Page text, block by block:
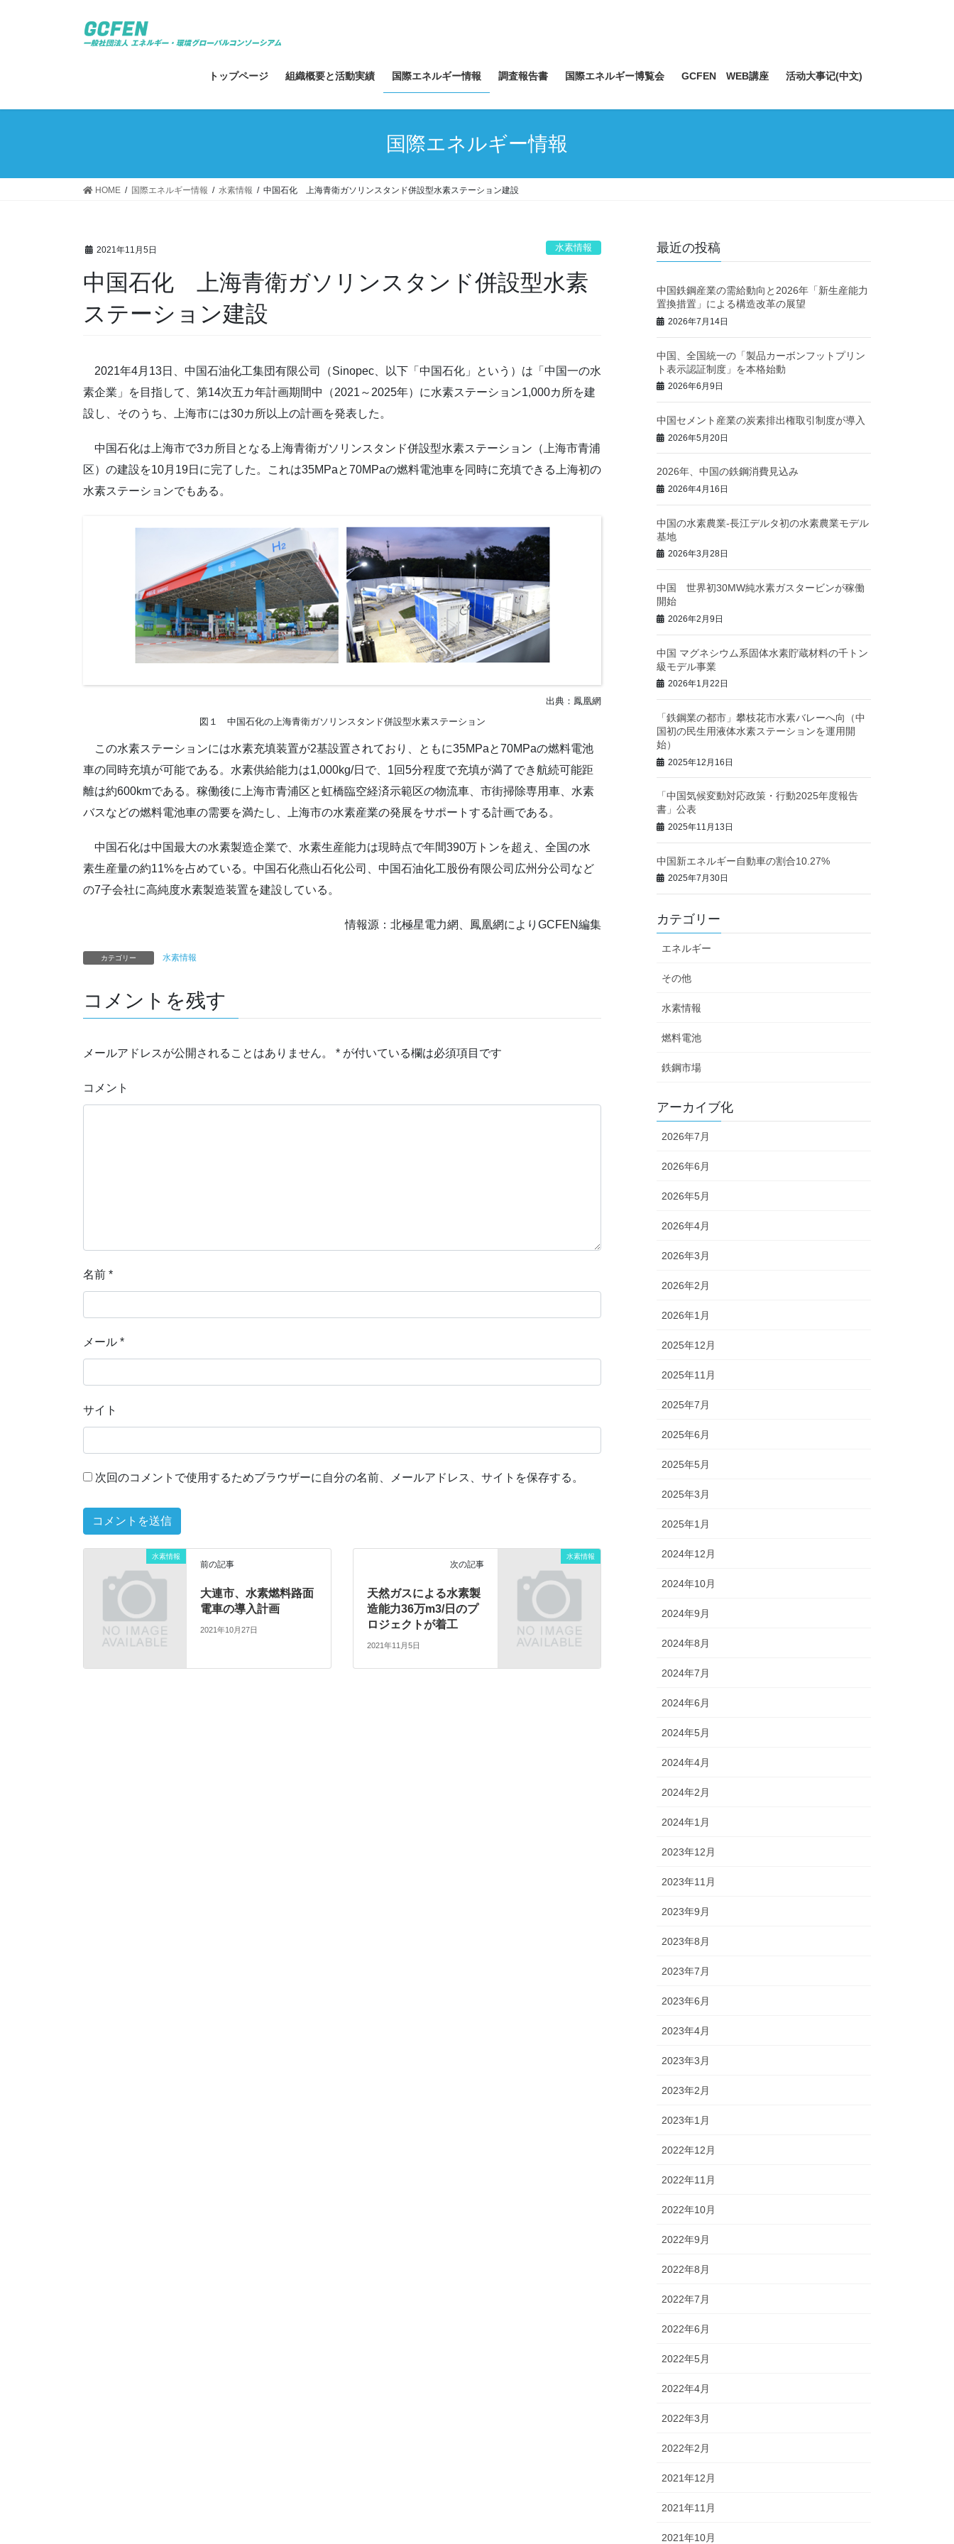
ス
ン
トップページ 組織概要と活動実績 国際エネルギー情報 調査報告書 国際エネルギー博覧会 GCFEN WEB講座 活动大事记(中文)
国際エネルギー情報
HOME 国際エネルギー情報 水素情報 中国石化 上海青衛ガソリンスタンド併設型水素ステーション建設
2021年11月5日 水素情報
中国石化 上海青衛ガソリンスタンド併設型水素
ステーション建設
2021年4月13日、中国石油化工集団有限公司（Sinopec、以下「中国石化」という）は「中国一の水
素企業」を目指して、第14次五カ年計画期間中（2021～2025年）に水素ステーション1,000カ所を建
設し、そのうち、上海市には30カ所以上の計画を発表した。
中国石化は上海市で3カ所目となる上海青衛ガソリンスタンド併設型水素ステーション（上海市青浦
区）の建設を10月19日に完了した。これは35MPaと70MPaの燃料電池車を同時に充填できる上海初の
水素ステーションでもある。
出典：鳳凰網
図１ 中国石化の上海青衛ガソリンスタンド併設型水素ステーション
この水素ステーションには水素充填装置が2基設置されており、ともに35MPaと70MPaの燃料電池
車の同時充填が可能である。水素供給能力は1,000kg/日で、1回5分程度で充填が満了でき航続可能距
離は約600kmである。稼働後に上海市青浦区と虹橋臨空経済示範区の物流車、市街掃除専用車、水素
バスなどの燃料電池車の需要を満たし、上海市の水素産業の発展をサポートする計画である。
中国石化は中国最大の水素製造企業で、水素生産能力は現時点で年間390万トンを超え、全国の水
素生産量の約11%を占めている。中国石化燕山石化公司、中国石油化工股份有限公司広州分公司など
の7子会社に高純度水素製造装置を建設している。
情報源：北極星電力網、鳳凰網によりGCFEN編集
カテゴリー 水素情報
コメントを残す
メールアドレスが公開されることはありません。 * が付いている欄は必須項目です
コメント
名前 *
メール *
サイト
次回のコメントで使用するためブラウザーに自分の名前、メールアドレス、サイトを保存する。
水素情報
前の記事
大連市、水素燃料路面
電車の導入計画
2021年10月27日
水素情報
次の記事
天然ガスによる水素製
造能力36万m3/日のプ
ロジェクトが着工
2021年11月5日
最近の投稿
中国鉄鋼産業の需給動向と2026年「新生産能力
置換措置」による構造改革の展望
2026年7月14日
中国、全国統一の「製品カーボンフットプリン
ト表示認証制度」を本格始動
2026年6月9日
中国セメント産業の炭素排出権取引制度が導入
2026年5月20日
2026年、中国の鉄鋼消費見込み
2026年4月16日
中国の水素農業‐長江デルタ初の水素農業モデル
基地
2026年3月28日
中国 世界初30MW純水素ガスタービンが稼働
開始
2026年2月9日
中国 マグネシウム系固体水素貯蔵材料の千トン
級モデル事業
2026年1月22日
「鉄鋼業の都市」攀枝花市水素バレーへ向（中
国初の民生用液体水素ステーションを運用開
始）
2025年12月16日
「中国気候変動対応政策・行動2025年度報告
書」公表
2025年11月13日
中国新エネルギー自動車の割合10.27%
2025年7月30日
カテゴリー
エネルギー
その他
水素情報
燃料電池
鉄鋼市場
アーカイブ化
2026年7月
2026年6月
2026年5月
2026年4月
2026年3月
2026年2月
2026年1月
2025年12月
2025年11月
2025年7月
2025年6月
2025年5月
2025年3月
2025年1月
2024年12月
2024年10月
2024年9月
2024年8月
2024年7月
2024年6月
2024年5月
2024年4月
2024年2月
2024年1月
2023年12月
2023年11月
2023年9月
2023年8月
2023年7月
2023年6月
2023年4月
2023年3月
2023年2月
2023年1月
2022年12月
2022年11月
2022年10月
2022年9月
2022年8月
2022年7月
2022年6月
2022年5月
2022年4月
2022年3月
2022年2月
2021年12月
2021年11月
2021年10月